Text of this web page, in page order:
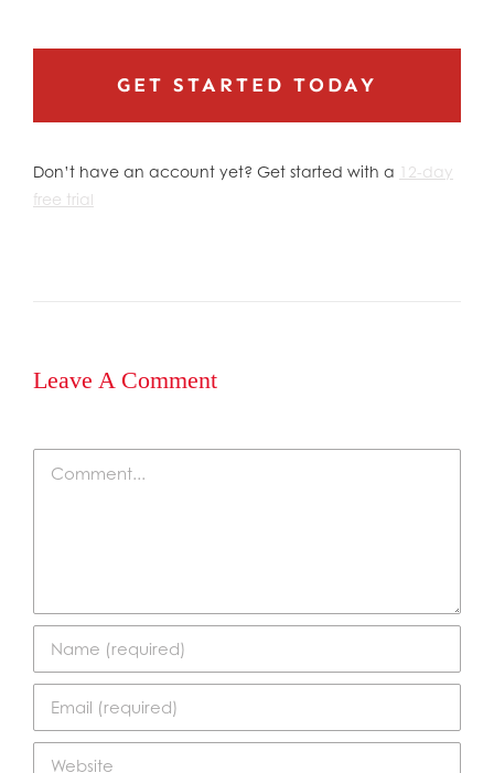
GET STARTED TODAY
Don’t have an account yet? Get started with a 12-day
free trial
Leave A Comment